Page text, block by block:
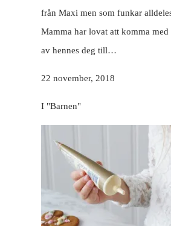
från Maxi men som funkar
Mamma har lovat att komma med
av hennes deg till…
22 november, 2018
I "Barnen"